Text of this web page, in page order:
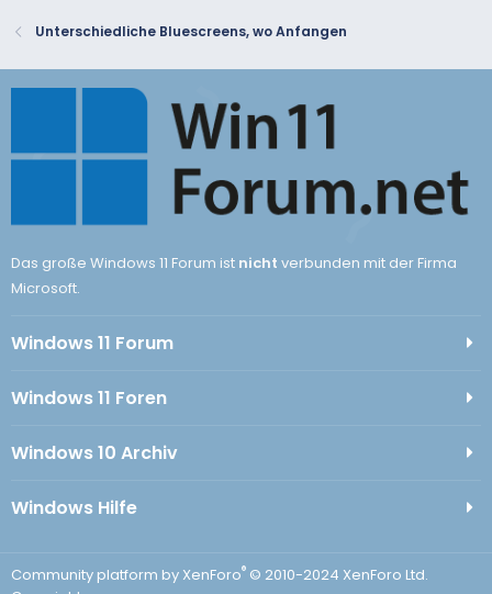
Unterschiedliche Bluescreens, wo Anfangen
Das große Windows 11 Forum ist nicht verbunden mit der Firma
Microsoft.
Windows 11 Forum
Windows 11 Foren
Windows 10 Archiv
Windows Hilfe
Community platform by XenForo® © 2010-2024 XenForo Ltd.